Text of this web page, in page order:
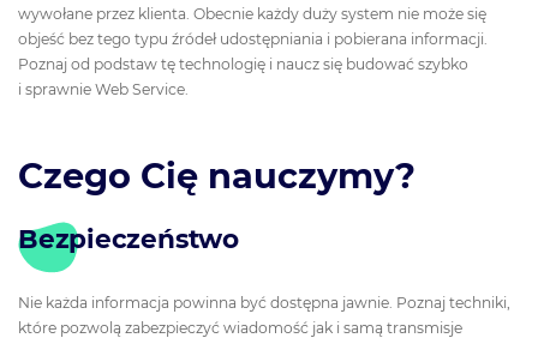
wywołane przez klienta. Obecnie każdy duży system nie może się
objeść bez tego typu źródeł udostępniania i pobierana informacji.
Poznaj od podstaw tę technologię i naucz się budować szybko
i sprawnie Web Service.
Czego Cię nauczymy?
Bezpieczeństwo
Nie każda informacja powinna być dostępna jawnie. Poznaj techniki,
które pozwolą zabezpieczyć wiadomość jak i samą transmisje